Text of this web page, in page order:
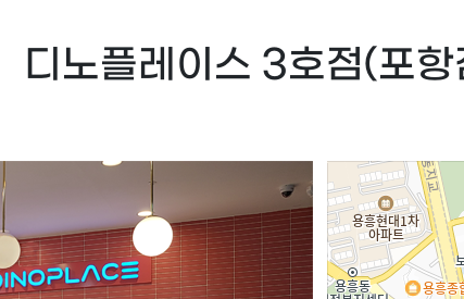
디노플레이스 3호점(포항